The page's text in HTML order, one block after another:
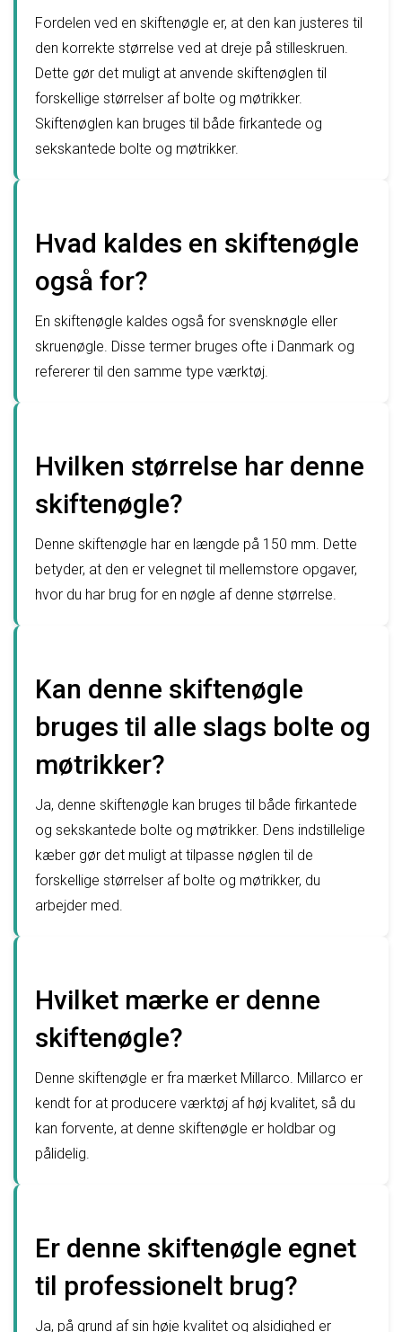
Fordelen ved en skiftenøgle er, at den kan justeres til
den korrekte størrelse ved at dreje på stilleskruen.
Dette gør det muligt at anvende skiftenøglen til
forskellige størrelser af bolte og møtrikker.
Skiftenøglen kan bruges til både firkantede og
sekskantede bolte og møtrikker.
Hvad kaldes en skiftenøgle
også for?
En skiftenøgle kaldes også for svensknøgle eller
skruenøgle. Disse termer bruges ofte i Danmark og
refererer til den samme type værktøj.
Hvilken størrelse har denne
skiftenøgle?
Denne skiftenøgle har en længde på 150 mm. Dette
betyder, at den er velegnet til mellemstore opgaver,
hvor du har brug for en nøgle af denne størrelse.
Kan denne skiftenøgle
bruges til alle slags bolte og
møtrikker?
Ja, denne skiftenøgle kan bruges til både firkantede
og sekskantede bolte og møtrikker. Dens indstillelige
kæber gør det muligt at tilpasse nøglen til de
forskellige størrelser af bolte og møtrikker, du
arbejder med.
Hvilket mærke er denne
skiftenøgle?
Denne skiftenøgle er fra mærket Millarco. Millarco er
kendt for at producere værktøj af høj kvalitet, så du
kan forvente, at denne skiftenøgle er holdbar og
pålidelig.
Er denne skiftenøgle egnet
til professionelt brug?
Ja, på grund af sin høje kvalitet og alsidighed er